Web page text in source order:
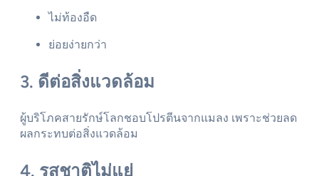
ไม่ท้องอืด
ย่อยง่ายกว่า
3. ดีต่อสิ่งแวดล้อม
ผู้บริโภคสายรักษ์โลกชอบโปรตีนจากแมลง เพราะช่วยลด
ผลกระทบต่อสิ่งแวดล้อม
4. รสชาติไม่แย่